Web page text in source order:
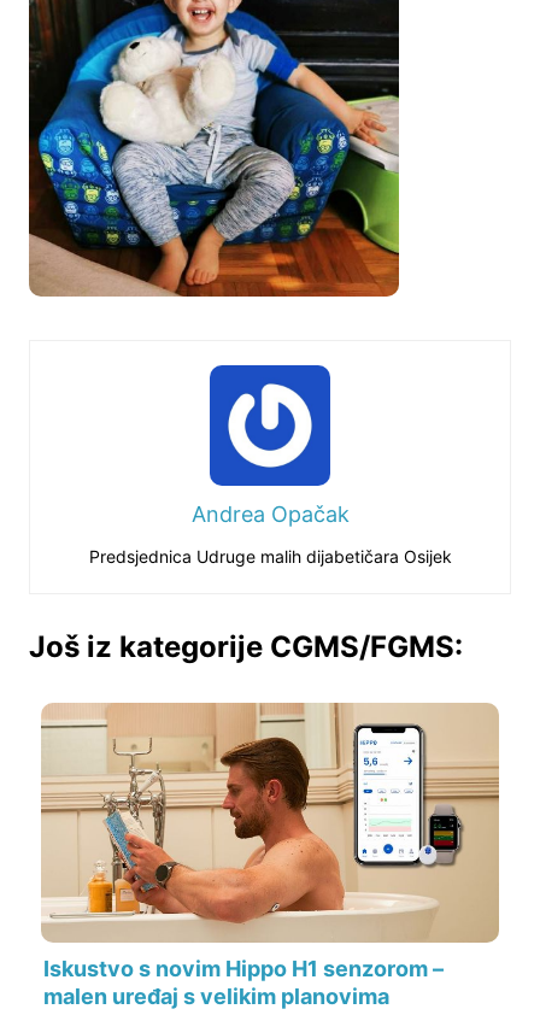
Andrea Opačak
Predsjednica Udruge malih dijabetičara Osijek
Još iz kategorije CGMS/FGMS:
Iskustvo s novim Hippo H1 senzorom –
malen uređaj s velikim planovima